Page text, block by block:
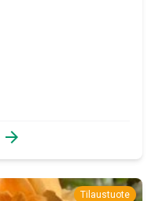
arrow_forward
Tilaustuote